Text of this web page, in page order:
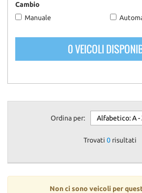
Cambio
Manuale
0 VEICOLI
Ordina per:
Trovati 0 risultati
Non ci sono veicoli per